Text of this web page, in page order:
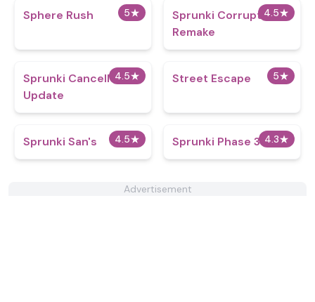
5★
Sphere Rush 4.5★
Sprunki Corruptbox 3
Remake
4.5★
Sprunki Cancelled
Update
5★
Street Escape
4.5★
Sprunki San's 4.3★
Sprunki Phase 3 Alive
Advertisement